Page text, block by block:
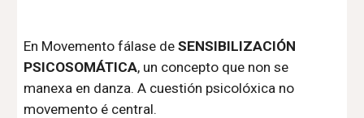
En Movemento fálase de SENSIBILIZACIÓN
PSICOSOMÁTICA, un concepto que non se
manexa en danza. A cuestión psicolóxica no
movemento é central.